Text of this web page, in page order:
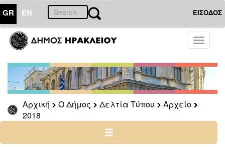
GR EN ΕΙΣΟΔΟΣ
Toggle
Αρχική Ο Δήμος Δελτία Τύπου
Αρχείο
2018
ΔΗΜΟΣ
Δελτία
Τύπου
Αρχείο
2026
2025